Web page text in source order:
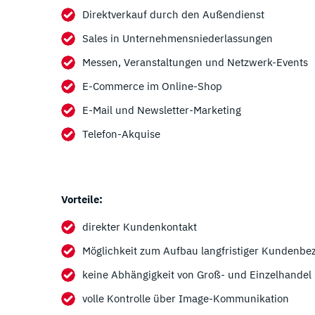
Direktverkauf durch den Außendienst
Sales in Unternehmensniederlassungen
Messen, Veranstaltungen und Netzwerk-Events
E-Commerce im Online-Shop
E-Mail und Newsletter-Marketing
Telefon-Akquise
Vorteile:
direkter Kundenkontakt
Möglichkeit zum Aufbau langfristiger
keine Abhängigkeit von Groß- und Einzelhandel
volle Kontrolle über Image-Kommunikation